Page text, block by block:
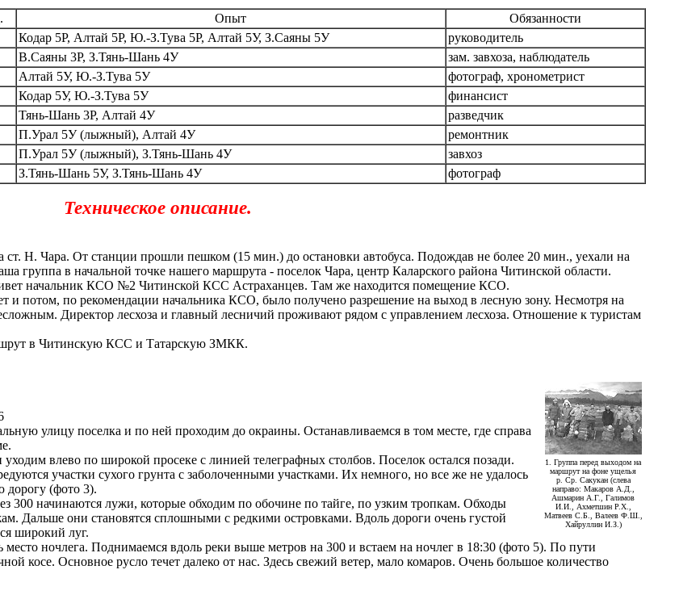
Опыт
Обязанности
Кодар 5Р, Алтай 5Р, Ю.-З.Тува 5Р, Алтай 5У, З.Саяны 5У
руководитель
В.Саяны 3Р, З.Тянь-Шань 4У
зам. завхоза, наблюдатель
Алтай 5У, Ю.-З.Тува 5У
фотограф, хронометрист
Кодар 5У, Ю.-З.Тува 5У
финансист
Тянь-Шань 3Р, Алтай 4У
разведчик
П.Урал 5У (лыжный), Алтай 4У
ремонтник
П.Урал 5У (лыжный), З.Тянь-Шань 4У
завхоз
З.Тянь-Шань 5У, З.Тянь-Шань 4У фотограф
Техническое описание.
Н. Чара. От станции прошли пешком (15 мин.) до остановки автобуса. Подождав не более 20 мин., уехали на
группа в начальной точке нашего маршрута - поселок Чара, центр Каларского района Читинской области.
начальник КСО №2 Читинской КСС Астраханцев. Там же находится помещение КСО.
и потом, по рекомендации начальника КСО, было получено разрешение на выход в лесную зону. Несмотря на
Директор лесхоза и главный лесничий проживают рядом с управлением лесхоза. Отношение к туристам
в Читинскую КСС и Татарскую ЗМКК.
1. Группа перед выходом на
маршрут на фоне ущелья
р. Ср. Сакукан (слева
направо: Макаров А.Д.,
Ашмарин А.Г., Галимов
И.И., Ахметшин Р.Х.,
Матвеев С.Б., Валеев Ф.Ш.,
Хайруллин И.З.)
улицу поселка и по ней проходим до окраины. Останавливаемся в том месте, где справа
влево по широкой просеке с линией телеграфных столбов. Поселок остался позади.
участки сухого грунта с заболоченными участками. Их немного, но все же не удалось
дорогу (фото 3).
300 начинаются лужи, которые обходим по обочине по тайге, по узким тропкам. Обходы
Дальше они становятся сплошными с редкими островками. Вдоль дороги очень густой
широкий луг.
ночлега. Поднимаемся вдоль реки выше метров на 300 и встаем на ночлег в 18:30 (фото 5). По пути
косе. Основное русло течет далеко от нас. Здесь свежий ветер, мало комаров. Очень большое количество